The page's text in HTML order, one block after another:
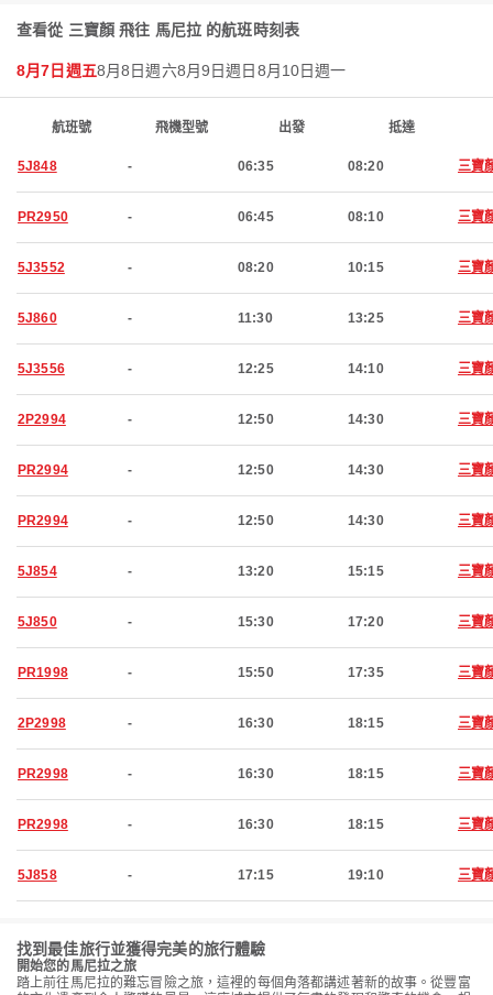
查看從 三寶顏 飛往 馬尼拉 的航班時刻表
8月7日週五8月8日週六8月9日週日 8月10日週一
航班號 飛機型號 出發 抵達
5J848 - 06:35 08:20 三寶
PR2950 - 06:45 08:10 三寶
5J3552 - 08:20 10:15 三寶
5J860 - 11:30 13:25 三寶
5J3556 - 12:25 14:10 三寶
2P2994 - 12:50 14:30 三寶
PR2994 - 12:50 14:30 三寶
PR2994 - 12:50 14:30 三寶
5J854 - 13:20 15:15 三寶
5J850 - 15:30 17:20 三寶
PR1998 - 15:50 17:35 三寶
2P2998 - 16:30 18:15 三寶
PR2998 - 16:30 18:15 三寶
PR2998 - 16:30 18:15 三寶
5J858 - 17:15 19:10 三寶
找到最佳旅行並獲得完美的旅行體驗
開始您的馬尼拉之旅
踏上前往馬尼拉的難忘冒險之旅，這裡的每個角落都講述著新的故事。從豐富